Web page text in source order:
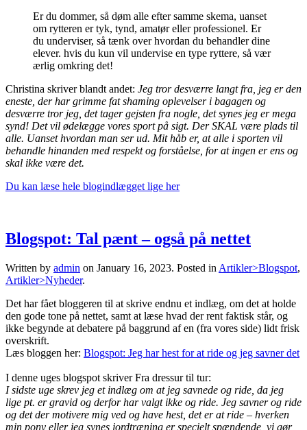
Er du dommer, så døm alle efter samme skema, uanset
om rytteren er tyk, tynd, amatør eller professionel. Er
du underviser, så tænk over hvordan du behandler dine
elever. hvis du kun vil undervise en type ryttere, så vær
ærlig omkring det!
Christina skriver blandt andet: Jeg tror desværre langt fra, jeg er den
eneste, der har grimme fat shaming oplevelser i bagagen og
desværre tror jeg, det tager gejsten fra nogle, det synes jeg er mega
synd! Det vil ødelægge vores sport på sigt. Der SKAL være plads til
alle. Uanset hvordan man ser ud. Mit håb er, at alle i sporten vil
behandle hinanden med respekt og forståelse, for at ingen er ens og
skal ikke være det.
Du kan læse hele blogindlægget lige her
Blogspot: Tal pænt – også på nettet
Written by admin on January 16, 2023. Posted in Artikler>Blogspot,
Artikler>Nyheder.
Det har fået bloggeren til at skrive endnu et indlæg, om det at holde
den gode tone på nettet, samt at læse hvad der rent faktisk står, og
ikke begynde at debatere på baggrund af en (fra vores side) lidt frisk
overskrift.
Læs bloggen her: Blogspot: Jeg har hest for at ride og jeg savner det
I denne uges blogspot skriver Fra dressur til tur:
I sidste uge skrev jeg et indlæg om at jeg savnede og ride, da jeg
lige pt. er gravid og derfor har valgt ikke og ride. Jeg savner og ride
og det der motivere mig ved og have hest, det er at ride – hverken
min pony eller jeg synes jordtræning er specielt spændende, vi gør